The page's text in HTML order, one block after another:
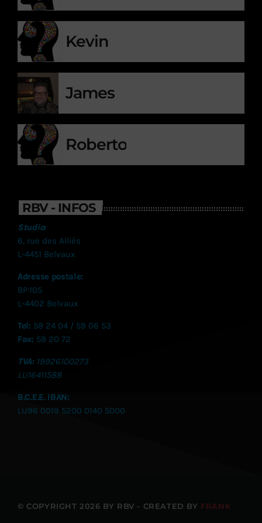
Kevin
James
Roberto
RBV - INFOS
Studio:
6, rue des Alliés
L-4451 Belvaux
Adresse postale:
BP:105
L-4402 Belvaux
Tel: 59 24 04 / 59 06 53
Fax: 59 20 72
TVA: 19926100273
LU16411588
B.C.E.E. IBAN:
LU96 0019 5200 0140 5000
© COPYRIGHT 2026 BY RBV - CREATED BY FRANK